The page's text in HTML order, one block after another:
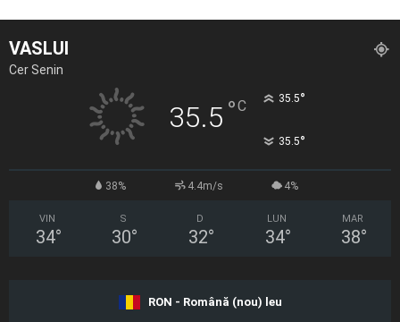
VASLUI
Cer Senin
35.5 °C 35.5°
35.5°
38% 4.4m/s 4%
VIN
34°
S
30°
D
32°
LUN
34°
MAR
38°
RON - Română (nou) leu